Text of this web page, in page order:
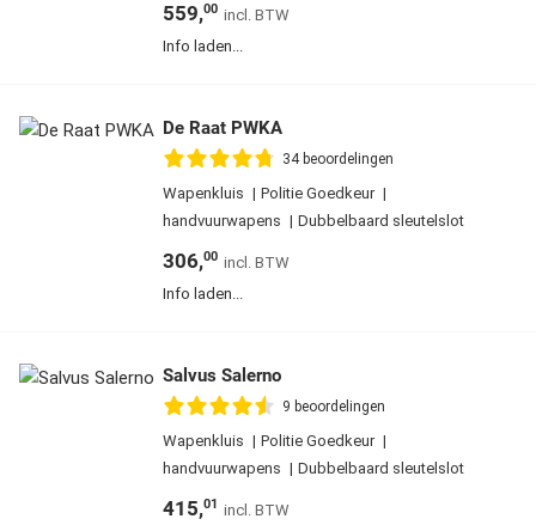
559,00
Info laden...
De Raat PWKA
34 beoordelingen
Wapenkluis
Politie Goedkeur
handvuurwapens
Dubbelbaard sleutelslot
306,00
Info laden...
Salvus Salerno
9 beoordelingen
Wapenkluis
Politie Goedkeur
handvuurwapens
Dubbelbaard sleutelslot
415,01